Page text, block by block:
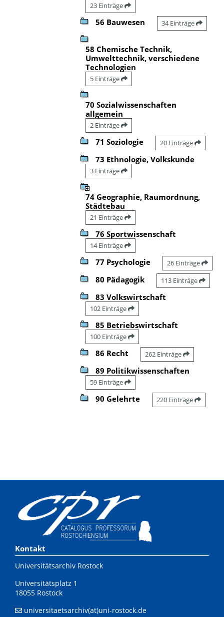
23 Einträge
56 Bauwesen 34 Einträge
58 Chemische Technik,
Umwelttechnik, verschiedene
Technologien
5 Einträge
70 Sozialwissenschaften
allgemein
2 Einträge
71 Soziologie 20 Einträge
73 Ethnologie, Volkskunde
3 Einträge
74 Geographie, Raumordnung,
Städtebau
21 Einträge
76 Sportwissenschaft
14 Einträge
77 Psychologie 26 Einträge
80 Pädagogik 113 Einträge
83 Volkswirtschaft
102 Einträge
85 Betriebswirtschaft
100 Einträge
86 Recht 262 Einträge
89 Politikwissenschaften
59 Einträge
90 Gelehrte 220 Einträge
Kontakt
Universitätsarchiv Rostock
Universitätsplatz 1
18055 Rostock
universitaetsarchiv(at)uni-rostock.de